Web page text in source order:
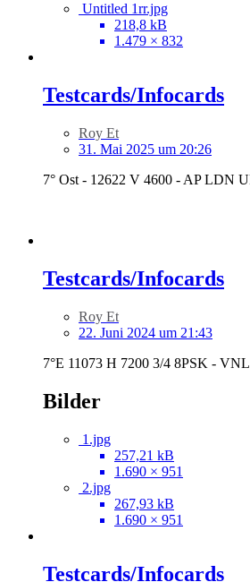
Untitled 1rr.jpg
218,8 kB
1.479 × 832
Testcards/Infocards
Roy Et
31. Mai 2025 um 20:26
7° Ost - 12622 V 4600 - AP LDN
Testcards/Infocards
Roy Et
22. Juni 2024 um 21:43
7°E 11073 H 7200 3/4 8PSK -
Bilder
1.jpg
257,21 kB
1.690 × 951
2.jpg
267,93 kB
1.690 × 951
Testcards/Infocards